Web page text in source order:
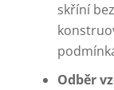
skříní
Odběr